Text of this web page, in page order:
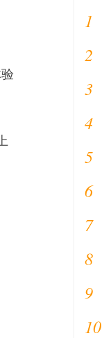
1
2
3
4
5
6
7
8
9
10